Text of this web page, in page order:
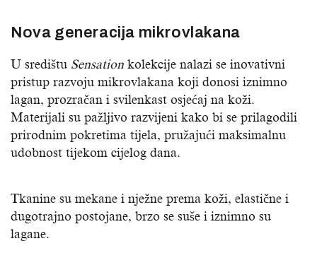
Nova generacija mikrovlakana
U središtu Sensation kolekcije nalazi se inovativni
pristup razvoju mikrovlakana koji donosi iznimno
lagan, prozračan i svilenkast osjećaj na koži.
Materijali su pažljivo razvijeni kako bi se prilagodili
prirodnim pokretima tijela, pružajući maksimalnu
udobnost tijekom cijelog dana.
Tkanine su mekane i nježne prema koži, elastične i
dugotrajno postojane, brzo se suše i iznimno su
lagane.